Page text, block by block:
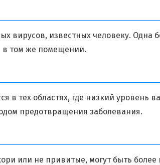
вирусов, известных человеку. Одна
в том же помещении.
в тех областях, где низкий уровень
предотвращения заболевания.
или не привитые, могут быть